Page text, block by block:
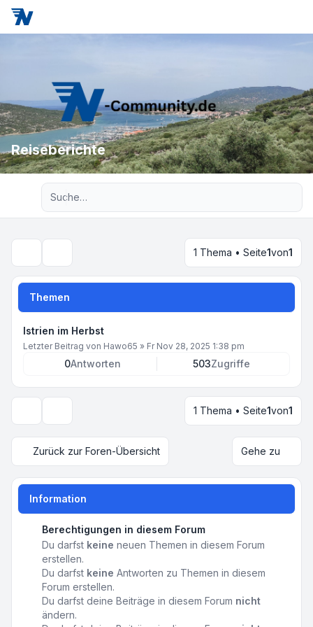
Reiseberichte
1 Thema • Seite1von1
Themen
Istrien im Herbst
Letzter Beitrag von Hawo65 » Fr Nov 28, 2025 1:38 pm
0Antworten 503Zugriffe
Anzeige- und Sortierungs-Einstellungen1 Thema • Seite1von1
Zurück zur Foren-Übersicht Gehe zu
Information
Berechtigungen in diesem Forum
Du darfst keine neuen Themen in diesem Forum
erstellen.
Du darfst keine Antworten zu Themen in diesem
Forum erstellen.
Du darfst deine Beiträge in diesem Forum nicht
ändern.